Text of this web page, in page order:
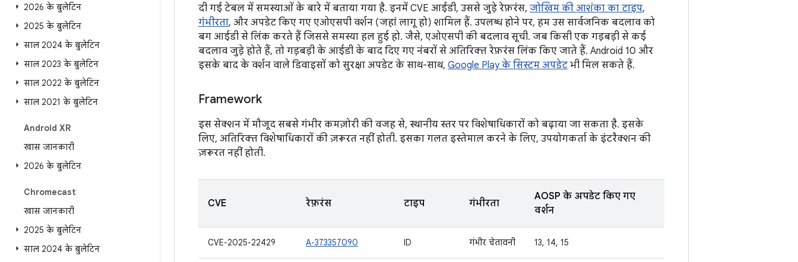
2026 के बुलेटिन
2025 के बुलेटिन
साल 2024 के बुलेटिन
साल 2023 के बुलेटिन
साल 2022 के बुलेटिन
साल 2021 के बुलेटिन
Android XR
खास जानकारी
2026 के बुलेटिन
Chromecast
खास जानकारी
2025 के बुलेटिन
साल 2024 के बुलेटिन
दी गई टेबल में समस्याओं के बारे में बताया गया है. इनमें CVE आईडी, उससे जुड़े रेफ़रंस, जोखिम की आशंका का टाइप,
गंभीरता, और अपडेट किए गए एओएसपी वर्शन (जहां लागू हो) शामिल हैं. उपलब्ध होने पर, हम उस सार्वजनिक बदलाव को
बग आईडी से लिंक करते हैं जिससे समस्या हल हुई हो. जैसे, एओएसपी की बदलाव सूची. जब किसी एक गड़बड़ी से कई
बदलाव जुड़े होते हैं, तो गड़बड़ी के आईडी के बाद दिए गए नंबरों से अतिरिक्त रेफ़रंस लिंक किए जाते हैं. Android 10 और
इसके बाद के वर्शन वाले डिवाइसों को सुरक्षा अपडेट के साथ-साथ, Google Play के सिस्टम अपडेट भी मिल सकते हैं.
Framework
इस सेक्शन में मौजूद सबसे गंभीर कमज़ोरी की वजह से, स्थानीय स्तर पर विशेषाधिकारों को बढ़ाया जा सकता है. इसके
लिए, अतिरिक्त विशेषाधिकारों की ज़रूरत नहीं होती. इसका गलत इस्तेमाल करने के लिए, उपयोगकर्ता के इंटरैक्शन की
ज़रूरत नहीं होती.
CVE रेफ़रंस टाइप गंभीरता
AOSP के अपडेट किए गए
वर्शन
CVE-2025-22429 A-373357090 ID गंभीर चेतावनी 13, 14, 15